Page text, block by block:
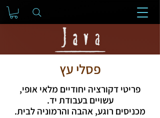
פסלי עץ
פריטי דקורציה יחודיים מלאי אופי,
עשויים בעבודת יד.
מכניסים רוגע, אהבה והרמוניה לבית.